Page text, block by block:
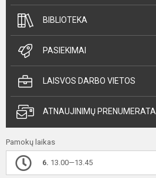
BIBLIOTEKA
PASIEKIMAI
LAISVOS DARBO VIETOS
ATNAUJINIMŲ PRENUMERATA
Pamokų laikas
6. 13.00—13.45